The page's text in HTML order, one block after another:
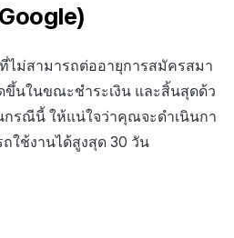
ไม่สามารถต่ออายุการสมัครสมา
ขึ้นในขณะชำระเงิน และสิ้นสุดด้ว
รณีนี้ ให้แน่ใจว่าคุณจะดำเนินกา
ใช้งานได้สูงสุด 30 วัน